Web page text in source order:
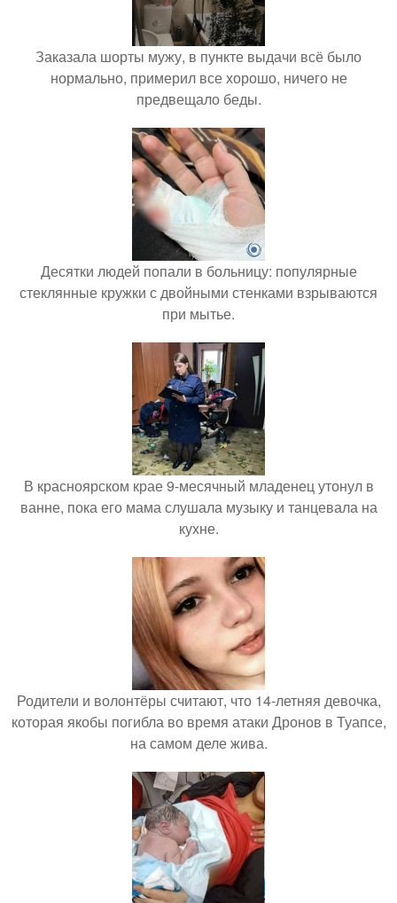
Заказала шорты мужу, в пункте выдачи всё было
нормально, примерил все хорошо, ничего не
предвещало беды.
Десятки людей попали в больницу: популярные
стеклянные кружки с двойными стенками взрываются
при мытье.
В красноярском крае 9-месячный младенец утонул в
ванне, пока его мама слушала музыку и танцевала на
кухне.
Родители и волонтёры считают, что 14-летняя девочка,
которая якобы погибла во время атаки Дронов в Туапсе,
на самом деле жива.